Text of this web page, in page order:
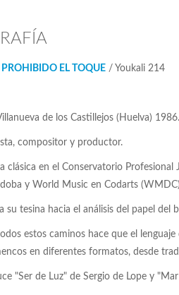
PROHIBIDO EL TOQUE / Youkali 214
de los Castillejos (Huelva) 1986.
compositor y productor.
clásica en el Conservatorio
y World Music en Codarts
su tesina hacia el análisis del papel del
estos caminos hace que el
en diferentes formatos, desde
"Ser de Luz" de Sergio de Lope y